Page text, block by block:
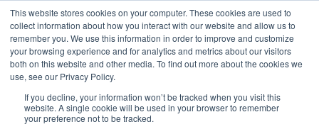
This website stores cookies on your computer. These cookies are used to
collect information about how you interact with our website and allow us to
remember you. We use this information in order to improve and customize
your browsing experience and for analytics and metrics about our visitors
both on this website and other media. To find out more about the cookies we
use, see our Privacy Policy.
If you decline, your information won’t be tracked when you visit this
website. A single cookie will be used in your browser to remember
your preference not to be tracked.
Home Blog
Inbound Marketing